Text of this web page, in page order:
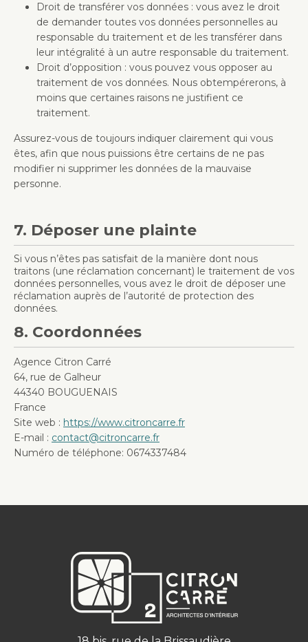
Droit de transférer vos données : vous avez le droit
de demander toutes vos données personnelles au
responsable du traitement et de les transférer dans
leur intégralité à un autre responsable du traitement.
Droit d’opposition : vous pouvez vous opposer au
traitement de vos données. Nous obtempérerons, à
moins que certaines raisons ne justifient ce
traitement.
Assurez-vous de toujours indiquer clairement qui vous
êtes, afin que nous puissions être certains de ne pas
modifier ni supprimer les données de la mauvaise
personne.
7. Déposer une plainte
Si vous n’êtes pas satisfait de la manière dont nous
traitons (une réclamation concernant) le traitement de vos
données personnelles, vous avez le droit de déposer une
réclamation auprès de l’autorité de protection des
données.
8. Coordonnées
Agence Citron Carré
64, rue de Galheur
44340 BOUGUENAIS
France
Site web : https://www.citroncarre.fr
E-mail : contact@citroncarre.fr
Numéro de téléphone: 0674337484